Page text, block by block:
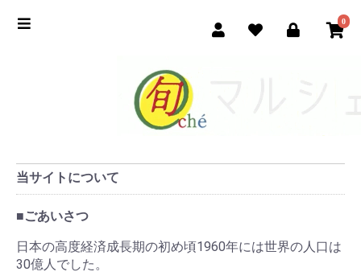
0
当サイトについて
■ごあいさつ
日本の高度経済成長期の初め頃1960年には世界の人口は
30億人でした。